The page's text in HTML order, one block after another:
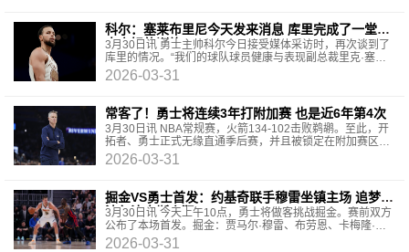
科尔：塞莱布里尼今天发来消息 库里完成了一堂状
态良好的训练
3月30日讯 勇士主帅科尔今日接受媒体采访时，再次谈到了
库里的情况。“我们的球队球员健康与表现副总裁里克·塞莱
布里尼今天发短信告诉我，库里在膝伤（跑步膝）
2026-03-31
常客了！勇士将连续3年打附加赛 也是近6年第4次
3月30日讯 NBA常规赛，火箭134-102击败鹈鹕。至此，开
拓者、勇士正式无缘直通季后赛，并且被锁定在附加赛区。
这将是勇士近6年第4次打附加赛（2021/2024/2025/2026
2026-03-31
掘金VS勇士首发：约基奇联手穆雷坐镇主场 追梦携
波尔津吉斯来犯
3月30日讯 今天上午10点，勇士将做客挑战掘金。赛前双方
公布了本场首发。掘金：贾马尔·穆雷、布劳恩、卡梅隆·约
翰逊、佩顿·沃特森、约基奇。勇士：波杰姆斯
2026-03-31